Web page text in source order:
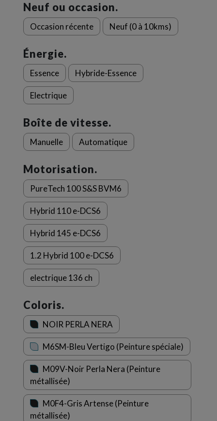
Neuf ou occasion.
Occasion récente Neuf (0 à 10kms)
Énergie.
Essence Hybride-Essence
Electrique
Boîte de vitesse.
Manuelle Automatique
Motorisation.
PureTech 100 S&S BVM6
Hybrid 110 e-DCS6
Hybrid 145 e-DCS6
1.2 Hybrid 100 e-DCS6
electrique 136 ch
Coloris.
NOIR PERLA NERA
M6SM-Bleu Vertigo (Peinture spéciale)
M09V-Noir Perla Nera (Peinture
métallisée)
M0F4-Gris Artense (Peinture
métallisée)